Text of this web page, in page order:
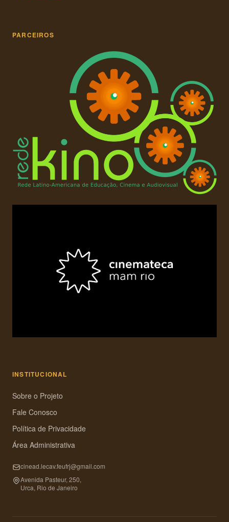
PARCEIROS
INSTITUCIONAL
Sobre o Projeto
Fale Conosco
Política de Privacidade
Área Administrativa
cinead.lecav.feufrj@gmail.com
Avenida Pasteur, 250,
Urca, Rio de Janeiro